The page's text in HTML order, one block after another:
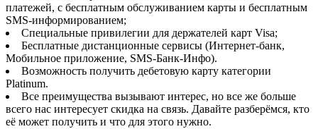
платежей, с бесплатным обслуживанием карты и бесплатным
SMS-информированием;
Специальные привилегии для держателей карт Visa;
Бесплатные дистанционные сервисы (Интернет-банк,
Мобильное приложение, SMS-Банк-Инфо).
Возможность получить дебетовую карту категории
Platinum.
Все преимущества вызывают интерес, но все же больше
всего нас интересует скидка на связь. Давайте разберёмся, кто
её может получить и что для этого нужно.